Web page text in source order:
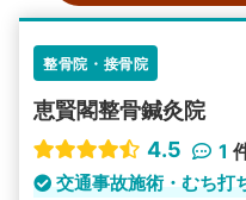
整骨院・接骨院
恵賢閣整骨鍼灸院
4.5
1
交通事故施術・むち打